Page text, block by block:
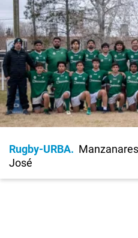
Rugby-URBA
José